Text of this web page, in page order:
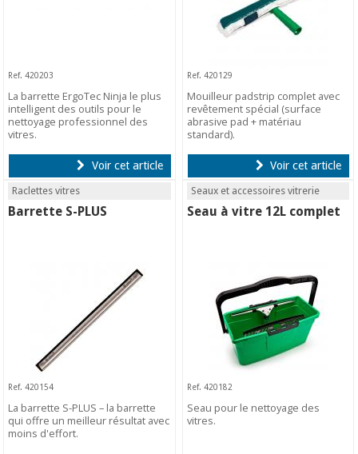
Ref. 420203
La barrette ErgoTec Ninja le plus
intelligent des outils pour le
nettoyage professionnel des
vitres.
Voir cet article
Ref. 420129
Mouilleur padstrip complet avec
revêtement spécial (surface
abrasive pad + matériau
standard).
Voir cet article
Raclettes vitres
Barrette S-PLUS
Ref. 420154
La barrette S-PLUS – la barrette
qui offre un meilleur résultat avec
moins d'effort.
Seaux et accessoires vitrerie
Seau à vitre 12L complet
Ref. 420182
Seau pour le nettoyage des
vitres.